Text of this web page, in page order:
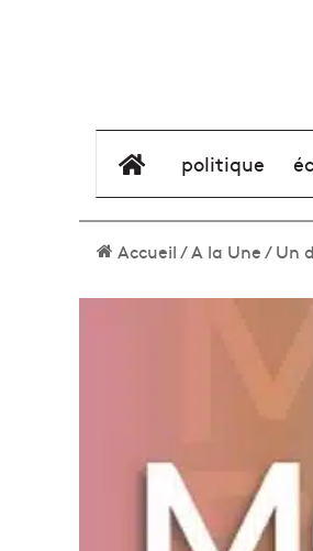
élément de menu
politique
Accueil/A la Une/Un